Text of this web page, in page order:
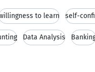
to learn self-
Data Analysis